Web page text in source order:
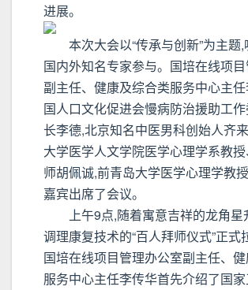
进展。
本次大会以“传承与创新”为主题
国内外知名专家参与。国培在线项
副主任、健康及综合类服务中心主
国人口文化促进会慢病防治援助工
长李德,北京知名中医男科创始人齐
大学医学人文学院医学心理学系教
师胡佩诚,前青岛大学医学心理学教
嘉宾出席了会议。
上午9点,随着寓意吉祥的龙角星
调理康复技术的“百人拜师仪式”正式
国培在线项目管理办公室副主任、
服务中心主任李传华首先介绍了国